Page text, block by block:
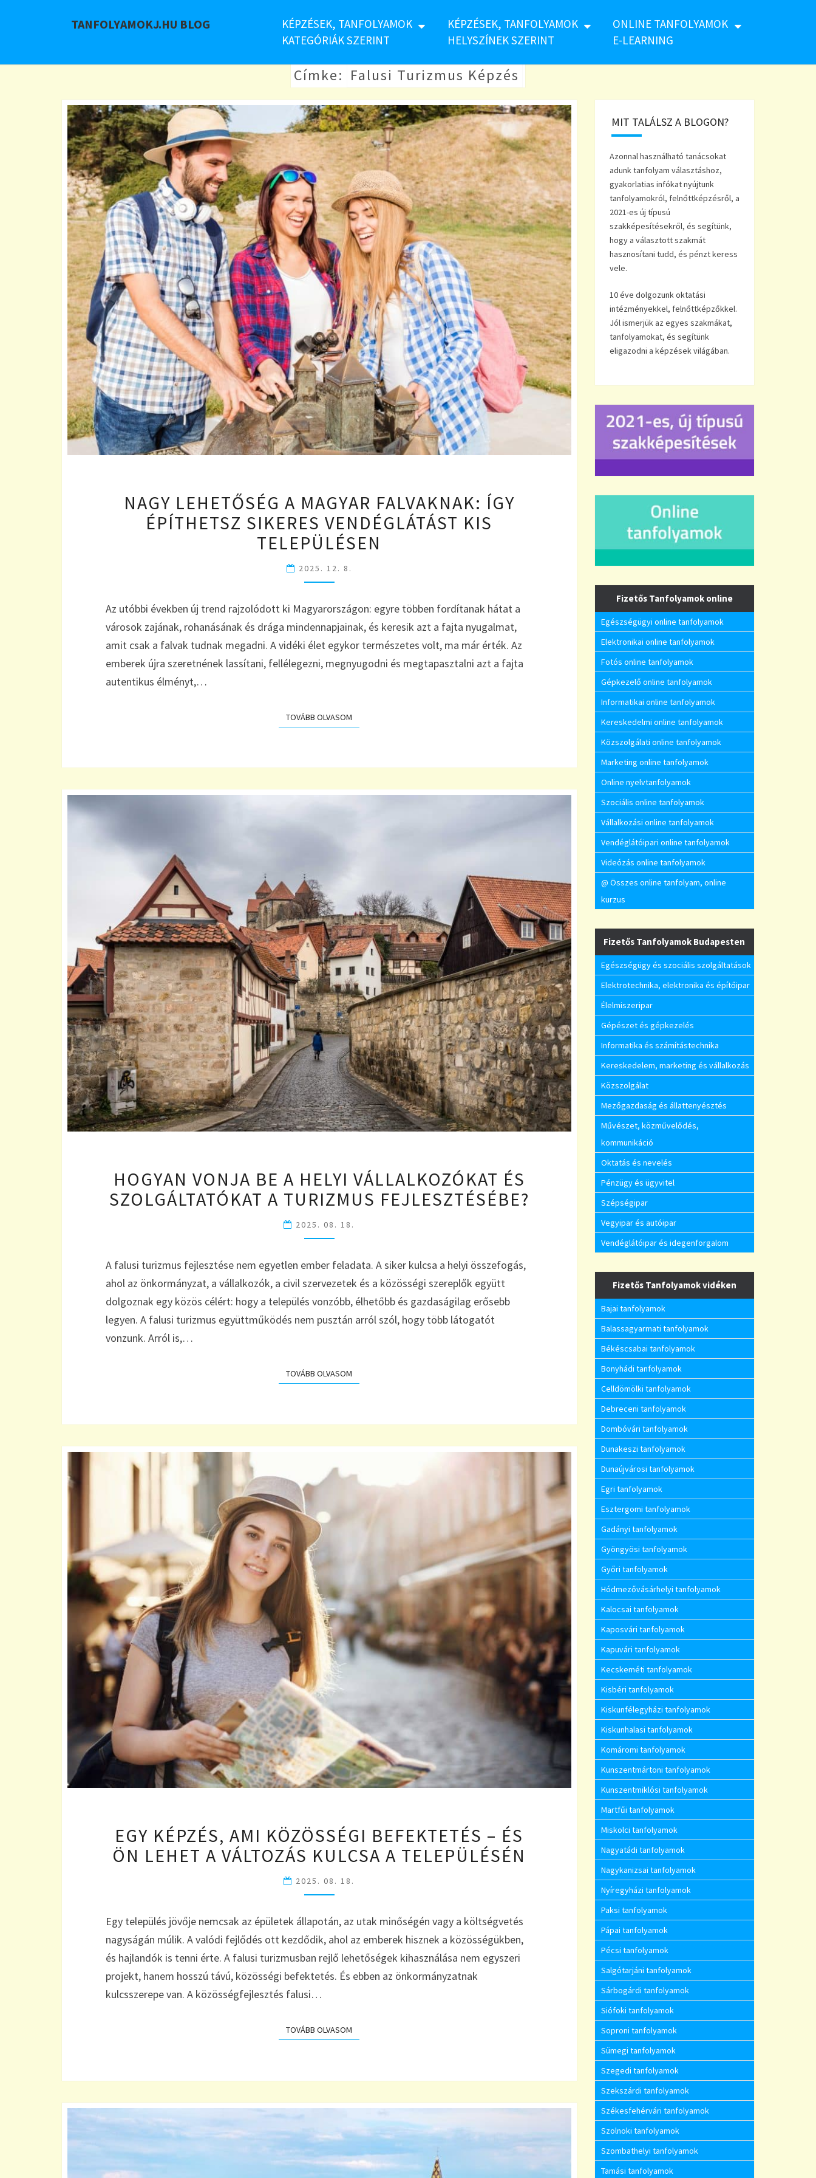
TANFOLYAMOKJ.HU BLOG
KÉPZÉSEK, TANFOLYAMOK
KATEGÓRIÁK SZERINT
KÉPZÉSEK, TANFOLYAMOK
HELYSZÍNEK SZERINT
ONLINE TANFOLYAMOK
E-LEARNING
Címke: Falusi Turizmus Képzés
LEHETŐSÉG
A
MAGYAR
FALVAKNAK:
ÍGY
ÉPÍTHETSZ
VENDÉGLÁTÁST
KIS
TELEPÜLÉSEN
NAGY LEHETŐSÉG A MAGYAR FALVAKNAK: ÍGY
ÉPÍTHETSZ SIKERES VENDÉGLÁTÁST KIS
TELEPÜLÉSEN
2025. 12. 8.
Az utóbbi években új trend rajzolódott ki Magyarországon: egyre többen fordítanak hátat a
városok zajának, rohanásának és drága mindennapjainak, és keresik azt a fajta nyugalmat,
amit csak a falvak tudnak megadni. A vidéki élet egykor természetes volt, ma már érték. Az
emberek újra szeretnének lassítani, fellélegezni, megnyugodni és megtapasztalni azt a fajta
autentikus élményt,…
TOVÁBB OLVASOM
VONJA
BE
A
HELYI
VÁLLALKOZÓKAT
SZOLGÁLTATÓKAT
A
TURIZMUS
FEJLESZTÉSÉBE?
HOGYAN VONJA BE A HELYI VÁLLALKOZÓKAT ÉS
SZOLGÁLTATÓKAT A TURIZMUS FEJLESZTÉSÉBE?
2025. 08. 18.
A falusi turizmus fejlesztése nem egyetlen ember feladata. A siker kulcsa a helyi összefogás,
ahol az önkormányzat, a vállalkozók, a civil szervezetek és a közösségi szereplők együtt
dolgoznak egy közös célért: hogy a település vonzóbb, élhetőbb és gazdaságilag erősebb
legyen. A falusi turizmus együttműködés nem pusztán arról szól, hogy több látogatót
vonzunk. Arról is,…
TOVÁBB OLVASOM
KÉPZÉS,
AMI
KÖZÖSSÉGI
BEFEKTETÉS
–
ÖN
LEHET
A
VÁLTOZÁS
A
EGY KÉPZÉS, AMI KÖZÖSSÉGI BEFEKTETÉS – ÉS
ÖN LEHET A VÁLTOZÁS KULCSA A TELEPÜLÉSÉN
2025. 08. 18.
Egy település jövője nemcsak az épületek állapotán, az utak minőségén vagy a költségvetés
nagyságán múlik. A valódi fejlődés ott kezdődik, ahol az emberek hisznek a közösségükben,
és hajlandók is tenni érte. A falusi turizmusban rejlő lehetőségek kihasználása nem egyszeri
projekt, hanem hosszú távú, közösségi befektetés. És ebben az önkormányzatnak
kulcsszerepe van. A közösségfejlesztés falusi…
TOVÁBB OLVASOM
MIT TALÁLSZ A BLOGON?
Azonnal használható tanácsokat
adunk tanfolyam választáshoz,
gyakorlatias infókat nyújtunk
tanfolyamokról, felnőttképzésről, a
2021-es új típusú
szakképesítésekről, és segítünk,
hogy a választott szakmát
hasznosítani tudd, és pénzt keress
vele.
10 éve dolgozunk oktatási
intézményekkel, felnőttképzőkkel.
Jól ismerjük az egyes szakmákat,
tanfolyamokat, és segítünk
eligazodni a képzések világában.
Fizetős Tanfolyamok online
Egészségügyi online tanfolyamok
Elektronikai online tanfolyamok
Fotós online tanfolyamok
Gépkezelő online tanfolyamok
Informatikai online tanfolyamok
Kereskedelmi online tanfolyamok
Közszolgálati online tanfolyamok
Marketing online tanfolyamok
Online nyelvtanfolyamok
Szociális online tanfolyamok
Vállalkozási online tanfolyamok
Vendéglátóipari online tanfolyamok
Videózás online tanfolyamok
@ Összes online tanfolyam, online
kurzus
Fizetős Tanfolyamok Budapesten
Egészségügy és szociális szolgáltatások
Elektrotechnika, elektronika és építőipar
Élelmiszeripar
Gépészet és gépkezelés
Informatika és számítástechnika
Kereskedelem, marketing és vállalkozás
Közszolgálat
Mezőgazdaság és állattenyésztés
Művészet, közművelődés,
kommunikáció
Oktatás és nevelés
Pénzügy és ügyvitel
Szépségipar
Vegyipar és autóipar
Vendéglátóipar és idegenforgalom
Fizetős Tanfolyamok vidéken
Bajai tanfolyamok
Balassagyarmati tanfolyamok
Békéscsabai tanfolyamok
Bonyhádi tanfolyamok
Celldömölki tanfolyamok
Debreceni tanfolyamok
Dombóvári tanfolyamok
Dunakeszi tanfolyamok
Dunaújvárosi tanfolyamok
Egri tanfolyamok
Esztergomi tanfolyamok
Gadányi tanfolyamok
Gyöngyösi tanfolyamok
Győri tanfolyamok
Hódmezővásárhelyi tanfolyamok
Kalocsai tanfolyamok
Kaposvári tanfolyamok
Kapuvári tanfolyamok
Kecskeméti tanfolyamok
Kisbéri tanfolyamok
Kiskunfélegyházi tanfolyamok
Kiskunhalasi tanfolyamok
Komáromi tanfolyamok
Kunszentmártoni tanfolyamok
Kunszentmiklósi tanfolyamok
Martfűi tanfolyamok
Miskolci tanfolyamok
Nagyatádi tanfolyamok
Nagykanizsai tanfolyamok
Nyíregyházi tanfolyamok
Paksi tanfolyamok
Pápai tanfolyamok
Pécsi tanfolyamok
Salgótarjáni tanfolyamok
Sárbogárdi tanfolyamok
Siófoki tanfolyamok
Soproni tanfolyamok
Sümegi tanfolyamok
Szegedi tanfolyamok
Szekszárdi tanfolyamok
Székesfehérvári tanfolyamok
Szolnoki tanfolyamok
Szombathelyi tanfolyamok
Tamási tanfolyamok